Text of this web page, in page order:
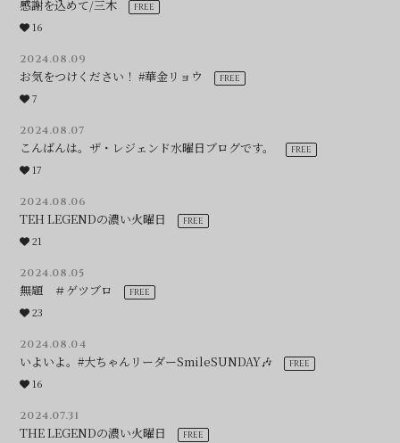
感謝を込めて/三木
16
2024.08.09
お気をつけください！ #華金リョウ
7
2024.08.07
こんばんは。ザ・レジェンド水曜日ブログです。
17
2024.08.06
TEH LEGENDの濃い火曜日
21
2024.08.05
無題 ＃ゲツブロ
23
2024.08.04
いよいよ。#大ちゃんリーダーSmileSUNDAY🎶
16
2024.07.31
THE LEGENDの濃い火曜日